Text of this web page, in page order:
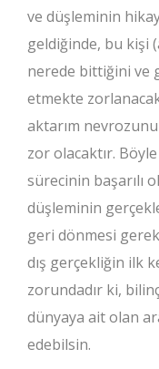
ve düşleminin
geldiğinde, bu kişi
nerede bittiğini ve
etmekte
aktarım
zor olacaktır.
sürecinin başarılı
düşleminin
geri dönmesi
dış gerçekliğin ilk
zorundadır ki,
dünyaya ait olan
edebilsin.